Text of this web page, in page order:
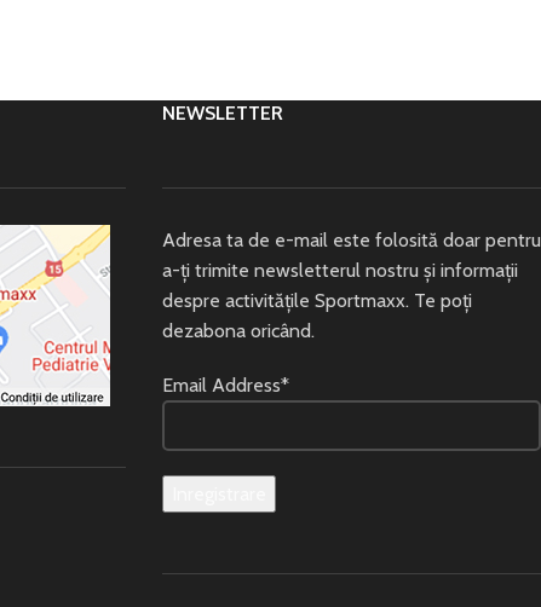
NEWSLETTER
Adresa ta de e-mail este folosită doar pentru
a-ți trimite newsletterul nostru și informații
despre activitățile Sportmaxx. Te poți
dezabona oricând.
Email Address*